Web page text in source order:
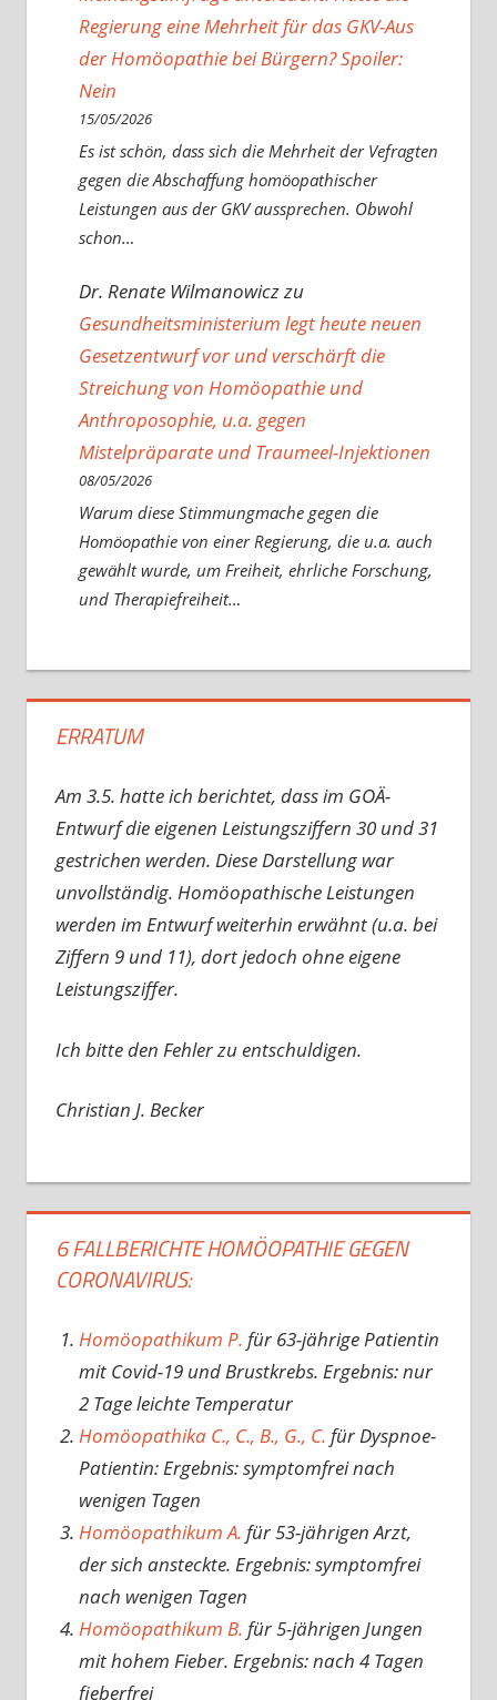
Regierung eine Mehrheit für das GKV-Aus
der Homöopathie bei Bürgern? Spoiler:
Nein
15/05/2026
Es ist schön, dass sich die Mehrheit der Vefragten
gegen die Abschaffung homöopathischer
Leistungen aus der GKV aussprechen. Obwohl
schon…
Dr. Renate Wilmanowiczzu
Gesundheitsministerium legt heute neuen
Gesetzentwurf vor und verschärft die
Streichung von Homöopathie und
Anthroposophie, u.a. gegen
Mistelpräparate und Traumeel-Injektionen
08/05/2026
Warum diese Stimmungmache gegen die
Homöopathie von einer Regierung, die u.a. auch
gewählt wurde, um Freiheit, ehrliche Forschung,
und Therapiefreiheit…
ERRATUM
Am 3.5. hatte ich berichtet, dass im GOÄ-
Entwurf die eigenen Leistungsziffern 30 und 31
gestrichen werden. Diese Darstellung war
unvollständig. Homöopathische Leistungen
werden im Entwurf weiterhin erwähnt (u.a. bei
Ziffern 9 und 11), dort jedoch ohne eigene
Leistungsziffer.
Ich bitte den Fehler zu entschuldigen.
Christian J. Becker
6 FALLBERICHTE HOMÖOPATHIE GEGEN
CORONAVIRUS:
Homöopathikum P. für 63-jährige Patientin
mit Covid-19 und Brustkrebs. Ergebnis: nur
2 Tage leichte Temperatur
Homöopathika C., C., B., G., C. für Dyspnoe-
Patientin: Ergebnis: symptomfrei nach
wenigen Tagen
Homöopathikum A. für 53-jährigen Arzt,
der sich ansteckte. Ergebnis: symptomfrei
nach wenigen Tagen
Homöopathikum B. für 5-jährigen Jungen
mit hohem Fieber. Ergebnis: nach 4 Tagen
fieberfrei